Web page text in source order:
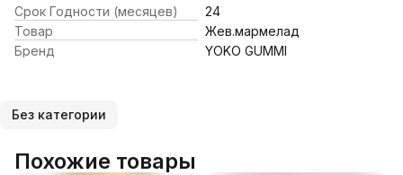
Срок Годности (месяцев)
24
Товар
Жев.мармелад
Бренд
YOKO GUMMI
Без категории
Похожие товары